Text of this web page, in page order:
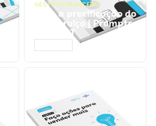
GESTÃO FINANCEIRA
Faça a precificação do
seu serviço | Prompts
ChatGPT